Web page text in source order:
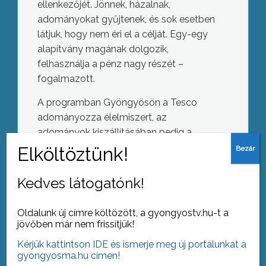
ellenkezőjét. Jönnek, házalnak,
adományokat gyűjtenek, és sok esetben
látjuk, hogy nem éri el a célját. Egy-egy
alapítvány magának dolgozik,
felhasználja a pénz nagy részét –
fogalmazott.
A programban Gyöngyösön a Tesco
adományozza élelmiszert, az
adományok kiszállításában pedig a
BBraun segíti a Kistérségi Humán
Szolgáltató Központot.
AZ AKTUÁLIS NAPI HÍREI
(2016-03-07 )
Visszaköltözött a Rákóczi
Diplomaosztó a KRF-en
Kedves látogatónk!
Oldalunk új címre költözött, a gyongyostv.hu-t a
jövőben már nem frissítjük!
Kérjük kattintson IDE és ismerje meg új portálunkat a
gyongyosma.hu címen!